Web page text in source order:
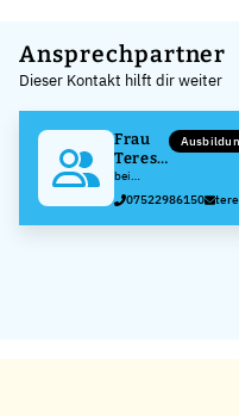
+
−
Ansprechpartner
Dieser Kontakt hilft dir weiter
Frau
Teresa
Halder
bei
Hermann
WALDNER
GmbH &
07522986150